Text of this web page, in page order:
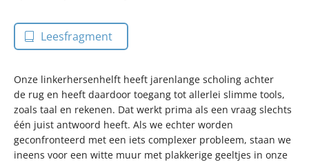
Leesfragment
Onze linkerhersenhelft heeft jarenlange scholing achter
de rug en heeft daardoor toegang tot allerlei slimme tools,
zoals taal en rekenen. Dat werkt prima als een vraag slechts
één juist antwoord heeft. Als we echter worden
geconfronteerd met een iets complexer probleem, staan we
ineens voor een witte muur met plakkerige geeltjes in onze